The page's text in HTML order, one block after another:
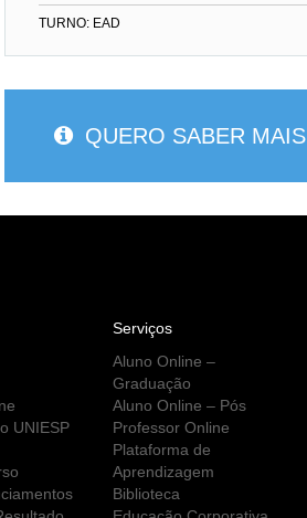
TURNO: EAD
QUERO SABER MAIS
UNIESP
Serviços
Aluno Online –
Graduação
Aluno Online – Pós
Professor Online
Plataforma de
Aprendizagem
Biblioteca